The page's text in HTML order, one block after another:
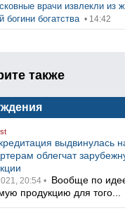
врачи извлекли из
богини богатства • 14:42
также
выдвинулась
облегчат
20:54 • Вообще по
продукцию для того...